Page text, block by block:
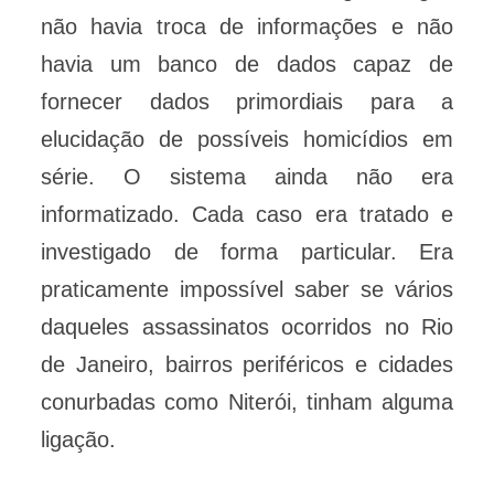
não havia troca de informações e não
havia um banco de dados capaz de
fornecer dados primordiais para a
elucidação de possíveis homicídios em
série. O sistema ainda não era
informatizado. Cada caso era tratado e
investigado de forma particular. Era
praticamente impossível saber se vários
daqueles assassinatos ocorridos no Rio
de Janeiro, bairros periféricos e cidades
conurbadas como Niterói, tinham alguma
ligação.